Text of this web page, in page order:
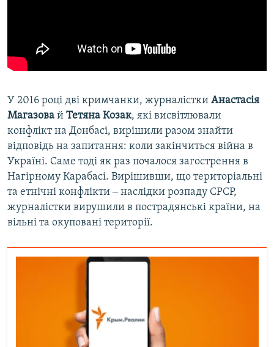
У 2016 році дві кримчанки, журналістки Анастасія
Магазова й Тетяна Козак, які висвітлювали
конфлікт на Донбасі, вирішили разом знайти
відповідь на запитання: коли закінчиться війна в
Україні. Саме тоді як раз почалося загострення в
Нагірному Карабасі. Вирішивши, що територіальні
та етнічні конфлікти ‒ наслідки розпаду СРСР,
журналістки вирушили в пострадянські країни, на
вільні та окуповані території.